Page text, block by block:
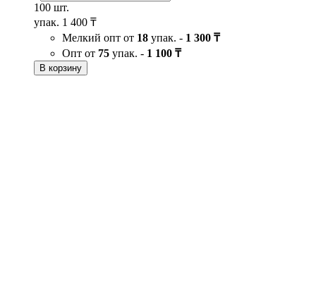
100 шт.
упак. 1 400 ₸
Мелкий опт от 18 упак. - 1 300 ₸
Опт от 75 упак. - 1 100 ₸
В корзину